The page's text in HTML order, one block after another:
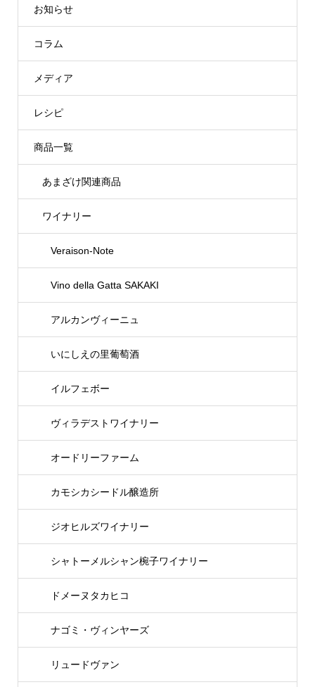
お知らせ
コラム
メディア
レシピ
商品一覧
あまざけ関連商品
ワイナリー
Veraison-Note
Vino della Gatta SAKAKI
アルカンヴィーニュ
いにしえの里葡萄酒
イルフェボー
ヴィラデストワイナリー
オードリーファーム
カモシカシードル醸造所
ジオヒルズワイナリー
シャトーメルシャン椀子ワイナリー
ドメーヌタカヒコ
ナゴミ・ヴィンヤーズ
リュードヴァン